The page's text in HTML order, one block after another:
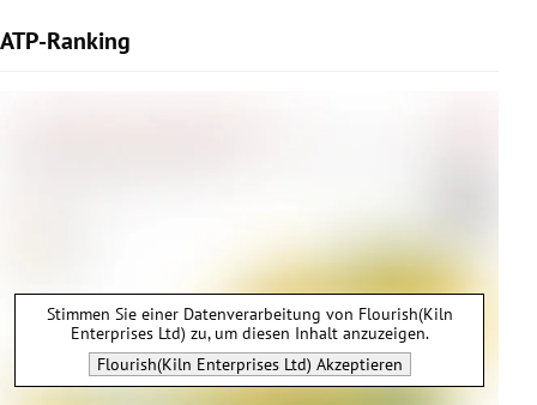
ATP-Ranking
Stimmen Sie einer Datenverarbeitung von Flourish(Kiln
Enterprises Ltd) zu, um diesen Inhalt anzuzeigen.
Flourish(Kiln Enterprises Ltd) Akzeptieren